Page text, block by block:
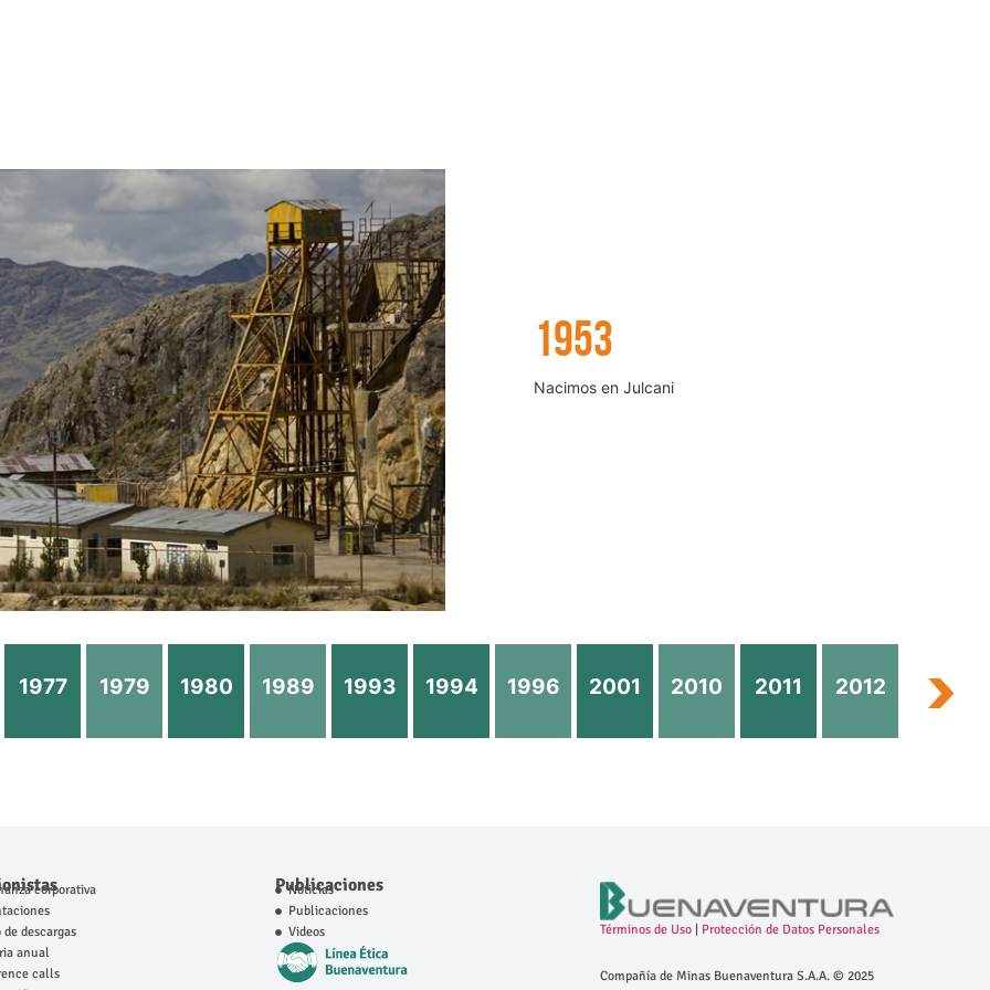
2025
Primera barra doré de San
Gabriel
1953
Nacimos en Julcani
1977 1979 1980 1989 1993 1994 1996 2001 2010 2011 2012 2013
corporativa
de descargas
anual
calls
Publicaciones
Noticias
Publicaciones
Videos
Términos de Uso| Protección de Datos Personales
Compañía de Minas Buenaventura S.A.A. © 2025